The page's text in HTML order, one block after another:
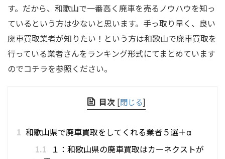
す。だから、和歌山で一番高く廃車を売るノウハウを知っ
ているという方は少ないと思います。手っ取り早く、良い
廃車買取業者が知りたい！という方は和歌山で廃車買取を
行っている業者さんをランキング形式にてまとめています
のでコチラを参照ください。
目次 [閉じる]
1 和歌山県で廃車買取をしてくれる業者５選＋α
1.1 １：和歌山県の廃車買取はカーネクストが